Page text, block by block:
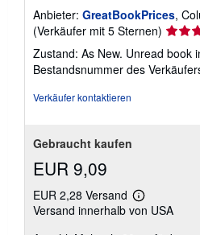
Anbieter: GreatBookPrices,
(Verkäufer mit 5 Sternen)
5
von
5
Zustand: As New. Unread book
Bestandsnummer des
Verkäufer kontaktieren
Gebraucht kaufen
EUR 9,09
EUR 2,28 Versand
Weitere
Informationen
Versand innerhalb von USA